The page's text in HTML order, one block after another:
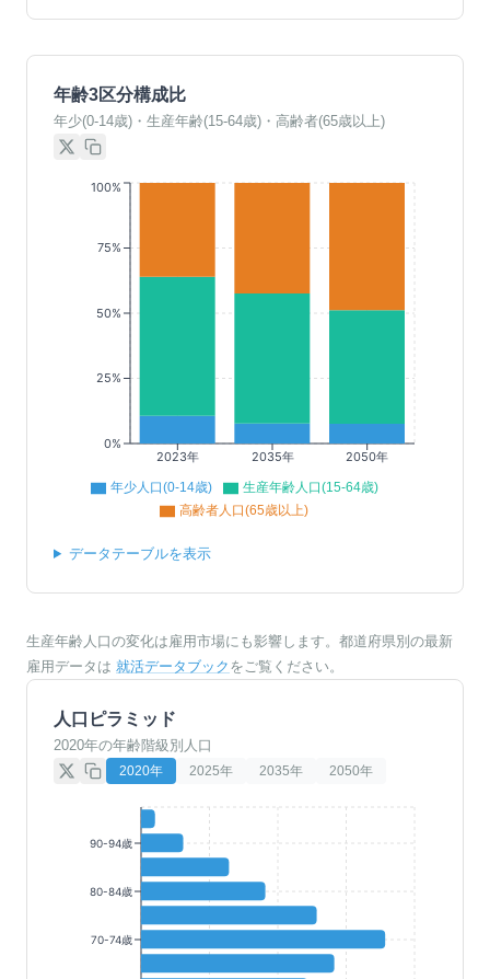
年齢3区分構成比
年少(0-14歳)・生産年齢(15-64歳)・高齢者(65歳以上)
2023年 2035年 2050年
0%
25%
50%
75%
100%
年少人口(0-14歳)
生産年齢人口(15-64歳)
高齢者人口(65歳以上)
データテーブルを表示
生産年齢人口の変化は雇用市場にも影響します。都道府県別の最新
雇用データは 就活データブック をご覧ください。
人口ピラミッド
2020年の年齢階級別人口
2020年 2025年 2035年 2050年
90-94歳
80-84歳
70-74歳